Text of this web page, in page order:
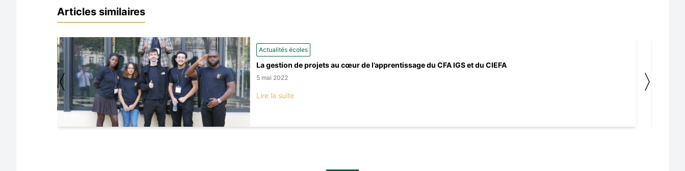
Articles similaires
Actualités écoles
La gestion de projets au cœur de l’apprentissage du CFA IGS et du CIEFA
5 mai 2022
Lire la suite
〈 〉